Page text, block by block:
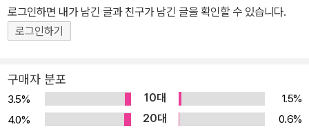
로그인하면 내가 남긴 글과 친구가 남긴 글을 확인할 수 있습니다.
로그인하기
구매자 분포
3.5% 10대
1.5%
4.0%
20대
0.6%